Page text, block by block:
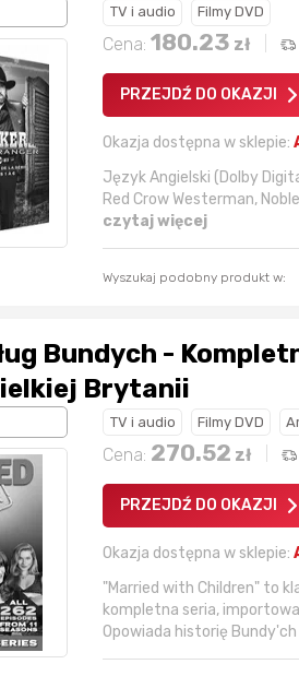
TV i audio Filmy DVD
Cena: 180.23 zł
PRZEJDŹ DO OKAZJI
Okazja dostępna w sklepie:
Język‎ Angielski (Dolby
Red Crow Westerman,
czytaj więcej
Wyszukaj podobny produkt w:
- Kompletna seria -
Brytanii
TV i audio Filmy DVD
Cena: 270.52 zł
PRZEJDŹ DO OKAZJI
Okazja dostępna w sklepie:
"Married with Children" to
kompletna seria,
Opowiada historię